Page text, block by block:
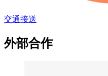
交通接送
外部合作